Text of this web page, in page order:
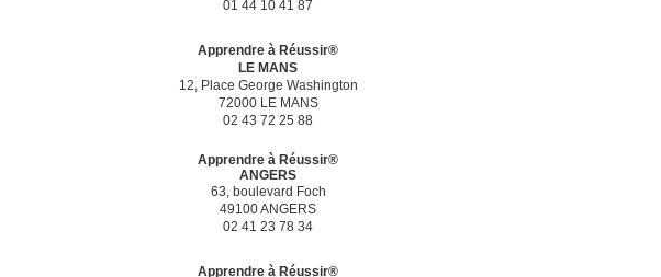
01 44 10 41 87
Apprendre à Réussir®
LE MANS
12, Place George Washington
72000 LE MANS
02 43 72 25 88
Apprendre à Réussir®
ANGERS
63, boulevard Foch
49100 ANGERS
02 41 23 78 34
Apprendre à Réussir®